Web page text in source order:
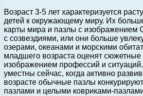
Возраст 3-5 лет характеризуется
детей к окружающему миру. Их
карты мира и пазлы с изображением
с созвездиями, или они больше
озерами, океанами и морскими
младшего возраста оценят сюжетные
изображением профессий и ситуаций.
уместны сейчас, когда активно
возрасте обычные пазлы
пазлами и целыми ковриками-